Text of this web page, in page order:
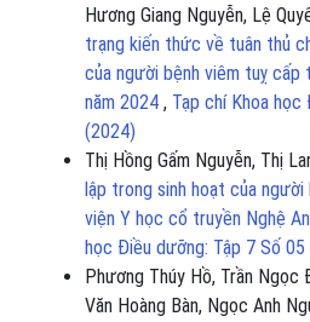
Hương Giang Nguyễn, Lệ
trạng kiến thức về tuân thủ
của người bệnh viêm tuỵ cấp
năm 2024 , Tạp chí Khoa
(2024)
Thị Hồng Gấm Nguyễn, Thị
lập trong sinh hoạt của
viện Y học cổ truyền Nghệ
học Điều dưỡng: Tập 7 Số
Phương Thúy Hồ, Trần Ngọc
Văn Hoàng Bàn, Ngọc Anh